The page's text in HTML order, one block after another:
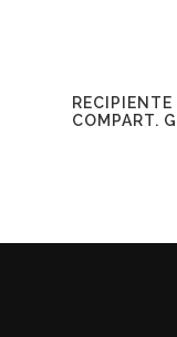
COMPART.